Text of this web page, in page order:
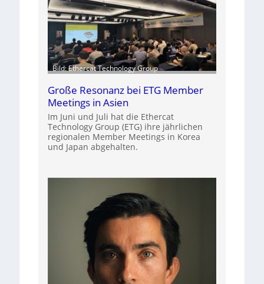
Bild: Ethercat Technology Group
Große Resonanz bei ETG Member
Meetings in Asien
Im Juni und Juli hat die Ethercat
Technology Group (ETG) ihre jährlichen
regionalen Member Meetings in Korea
und Japan abgehalten.